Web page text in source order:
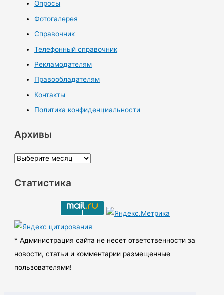
Опросы
Фотогалерея
Справочник
Телефонный справочник
Рекламодателям
Правообладателям
Контакты
Политика конфиденциальности
Архивы
А
х
ы
Статистика
* Администрация сайта не несет ответственности за
новости, статьи и комментарии размещенные
пользователями!